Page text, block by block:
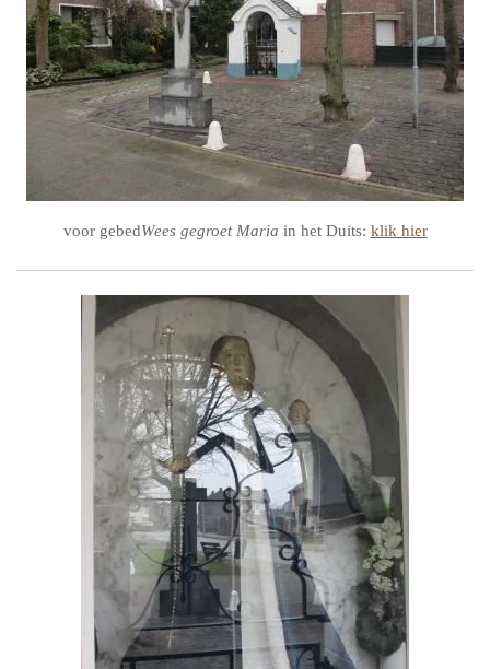
voor gebedWees gegroet Maria in het Duits: klik hier